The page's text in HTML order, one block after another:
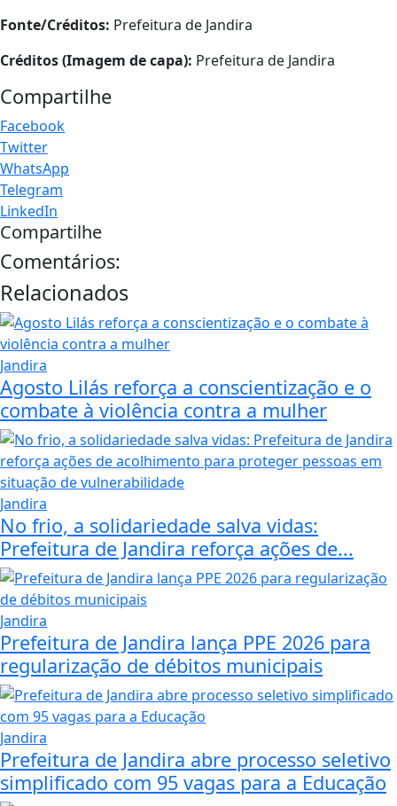
Fonte/Créditos: Prefeitura de Jandira
Créditos (Imagem de capa): Prefeitura de Jandira
Compartilhe
Facebook
Twitter
WhatsApp
Telegram
LinkedIn
Compartilhe
Comentários:
Relacionados
Jandira
Agosto Lilás reforça a conscientização e o
combate à violência contra a mulher
Jandira
No frio, a solidariedade salva vidas:
Prefeitura de Jandira reforça ações de...
Jandira
Prefeitura de Jandira lança PPE 2026 para
regularização de débitos municipais
Jandira
Prefeitura de Jandira abre processo seletivo
simplificado com 95 vagas para a Educação